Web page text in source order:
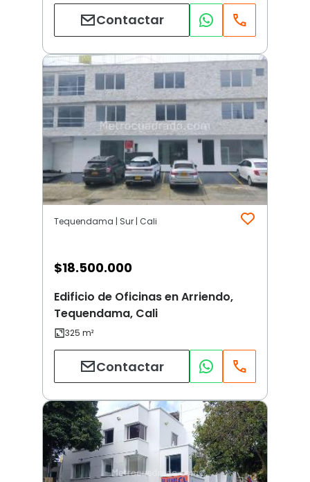
Contactar
Tequendama | Sur | Cali
$18.500.000
Edificio de Oficinas en Arriendo,
Tequendama, Cali
Contactar